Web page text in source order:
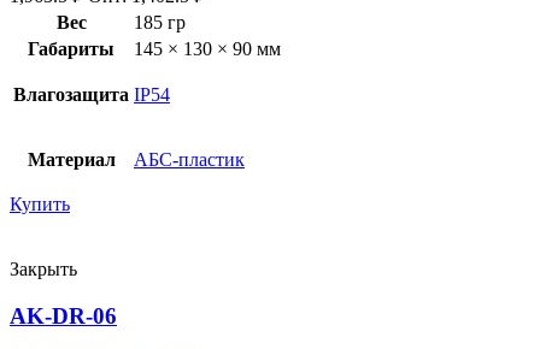
Вес
185 гр
Габариты
145 × 130 × 90 мм
Влагозащита IP54
Материал АБС-пластик
Купить
Закрыть
AK-DR-06